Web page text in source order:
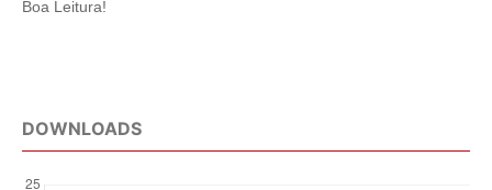
Boa Leitura!
DOWNLOADS